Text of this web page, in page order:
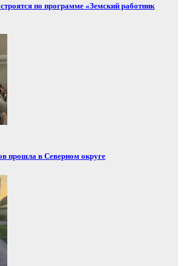
по программе «Земский работник
прошла в Северном округе